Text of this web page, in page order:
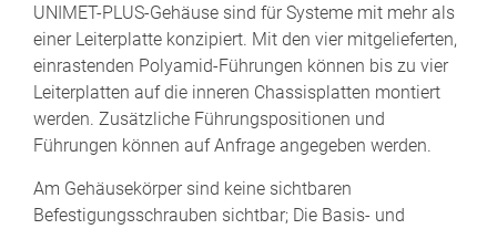
UNIMET-PLUS-Gehäuse sind für Systeme mit mehr als
einer Leiterplatte konzipiert. Mit den vier mitgelieferten,
einrastenden Polyamid-Führungen können bis zu vier
Leiterplatten auf die inneren Chassisplatten montiert
werden. Zusätzliche Führungspositionen und
Führungen können auf Anfrage angegeben werden.
Am Gehäusekörper sind keine sichtbaren
Befestigungsschrauben sichtbar; Die Basis- und